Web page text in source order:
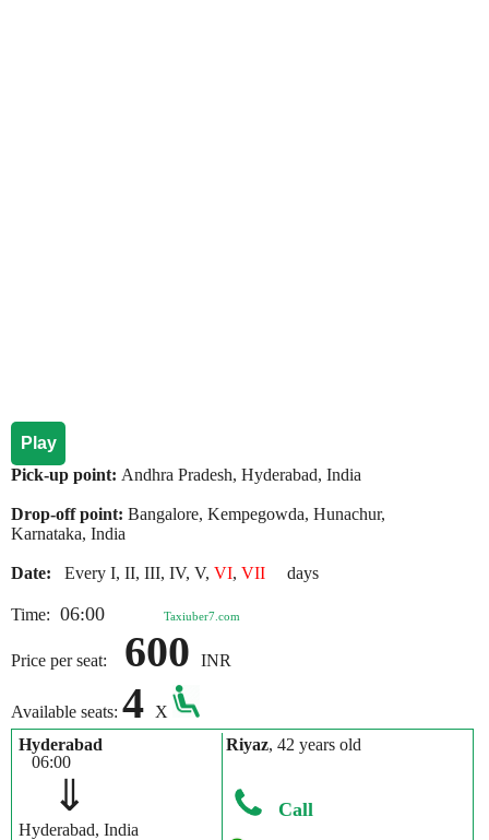
Play
Pick-up point: Andhra Pradesh, Hyderabad, India
Drop-off point: Bangalore, Kempegowda, Hunachur,
Karnataka, India
Date: Every I, II, III, IV, V, VI, VII days
Time: 06:00 Taxiuber7.com
Price per seat: 600 INR
Available seats: 4
X
Hyderabad
06:00
⇓
Hyderabad, India
Riyaz, 42 years old
Call